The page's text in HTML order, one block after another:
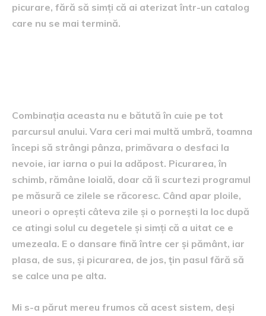
picurare, fără să simți că ai aterizat într-un catalog
care nu se mai termină.
Combinația aceasta nu e bătută în cuie pe tot
parcursul anului. Vara ceri mai multă umbră, toamna
începi să strângi pânza, primăvara o desfaci la
nevoie, iar iarna o pui la adăpost. Picurarea, în
schimb, rămâne loială, doar că îi scurtezi programul
pe măsură ce zilele se răcoresc. Când apar ploile,
uneori o oprești câteva zile și o pornești la loc după
ce atingi solul cu degetele și simți că a uitat ce e
umezeala. E o dansare fină între cer și pământ, iar
plasa, de sus, și picurarea, de jos, țin pasul fără să
se calce una pe alta.
Mi s-a părut mereu frumos că acest sistem, deși